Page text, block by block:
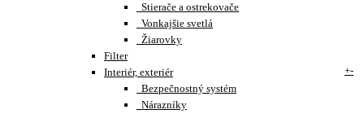
Stierače a ostrekovače
Vonkajšie svetlá
Žiarovky
Filter
Interiér, exteriér
+-
Bezpečnostný systém
Nárazníky